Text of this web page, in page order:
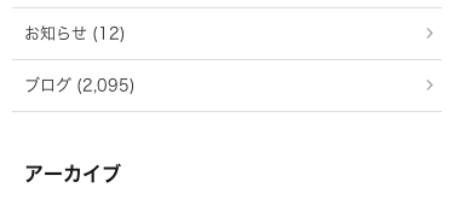
お知らせ (12)
ブログ (2,095)
アーカイブ